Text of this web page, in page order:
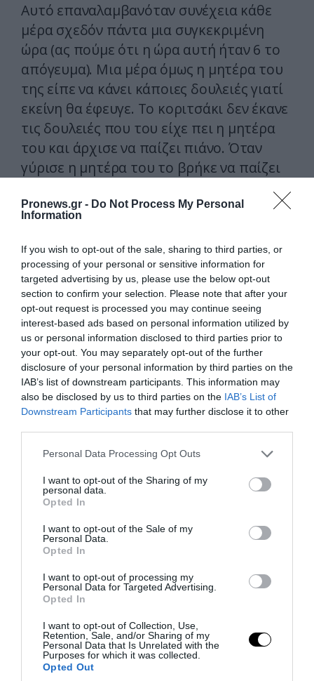
Pronews.gr - Do Not Process My Personal
Information
If you wish to opt-out of the sale, sharing to third parties, or
processing of your personal or sensitive information for
targeted advertising by us, please use the below opt-out
section to confirm your selection. Please note that after your
opt-out request is processed you may continue seeing
interest-based ads based on personal information utilized by
us or personal information disclosed to third parties prior to
your opt-out. You may separately opt-out of the further
disclosure of your personal information by third parties on the
IAB’s list of downstream participants. This information may
also be disclosed by us to third parties on the IAB’s List of
Downstream Participants that may further disclose it to other
Please note that this website/app uses one or more Google
not limited to your visit or usage behaviour. You may click to
grant or deny consent to Google and its third-party tags to
use your data for below specified purposes in below Google
consent section.
Personal Data Processing Opt Outs
I want to opt-out of the Sharing of my
personal data.
Opted In
I want to opt-out of the Sale of my
Personal Data.
Opted In
I want to opt-out of processing my
Personal Data for Targeted Advertising.
Opted In
I want to opt-out of Collection, Use,
Retention, Sale, and/or Sharing of my
Personal Data that Is Unrelated with the
Purposes for which it was collected.
Opted Out
Αυτό επαναλαμβανόταν συνέχεια κάθε
μέρα σχεδόν πάντα μια συγκεκριμένη
ώρα (ας πούμε ότι η ώρα αυτή ήταν 6 το
απόγευμα). Μια μέρα όμως η μητέρα του
της είπε να κάνει κάποιες δουλειές γιατί
εκείνη θα έφευγε. Το κοριτσάκι δεν έκανε
τις δουλειές που του είχε πει η μητέρα
του και άρχισε να παίζει πιάνο. Όταν
γύρισε η μητέρα του το βρήκε να παίζει
τις είχε αναθέσει είχαν γίνει.
κοριτσάκι δεν είχε κάνει τίποτα
απολύτως έγινε έξω φρενών. Τότε άρχισε
να μαλώνει το κορίτσι και ξέσπασε ένας
μεγάλος καβγάς. Η μικρή έφυγε
κλαίγοντας και άρχισε να ανεβαίνει την
μεγάλη ξύλινη σκάλα μέχρι που την
τράβηξε η μητέρα της.
Τότε το κοριτσάκι παραπάτησε και έπεσε
από την σκάλα, χτύπησε στο πίσω μέρος
του κεφαλιού της και πέθανε. Μετά από
αυτό και μετακόμισαν σε άλλη περιοχή
της Ελλάδας. Το σπίτι αυτό ερήμωσε
καθώς δεν είχε απομείνει τίποτα εκεί
μέσα.
Όμως όποιος περάσει έξω από αυτό το
σπίτι αυτό μια συγκεκριμένη ώρα θα
ακούσει το μικρό κορίτσι να παίζει
πιάνο.
Η μοναχή